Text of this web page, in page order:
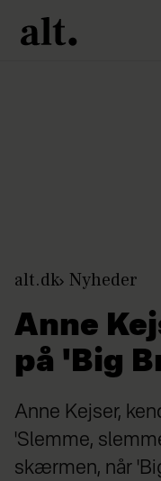
alt.dk Nyheder
Anne
på 'Big
Anne Kejser,
'Slemme,
skærmen, når